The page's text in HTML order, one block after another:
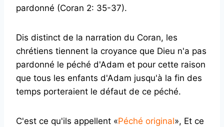
pardonné (Coran 2: 35-37).
Dis distinct de la narration du Coran, les
chrétiens tiennent la croyance que Dieu n'a pas
pardonné le péché d'Adam et pour cette raison
que tous les enfants d'Adam jusqu'à la fin des
temps porteraient le défaut de ce péché.
C'est ce qu'ils appellent «Péché original», Et ce